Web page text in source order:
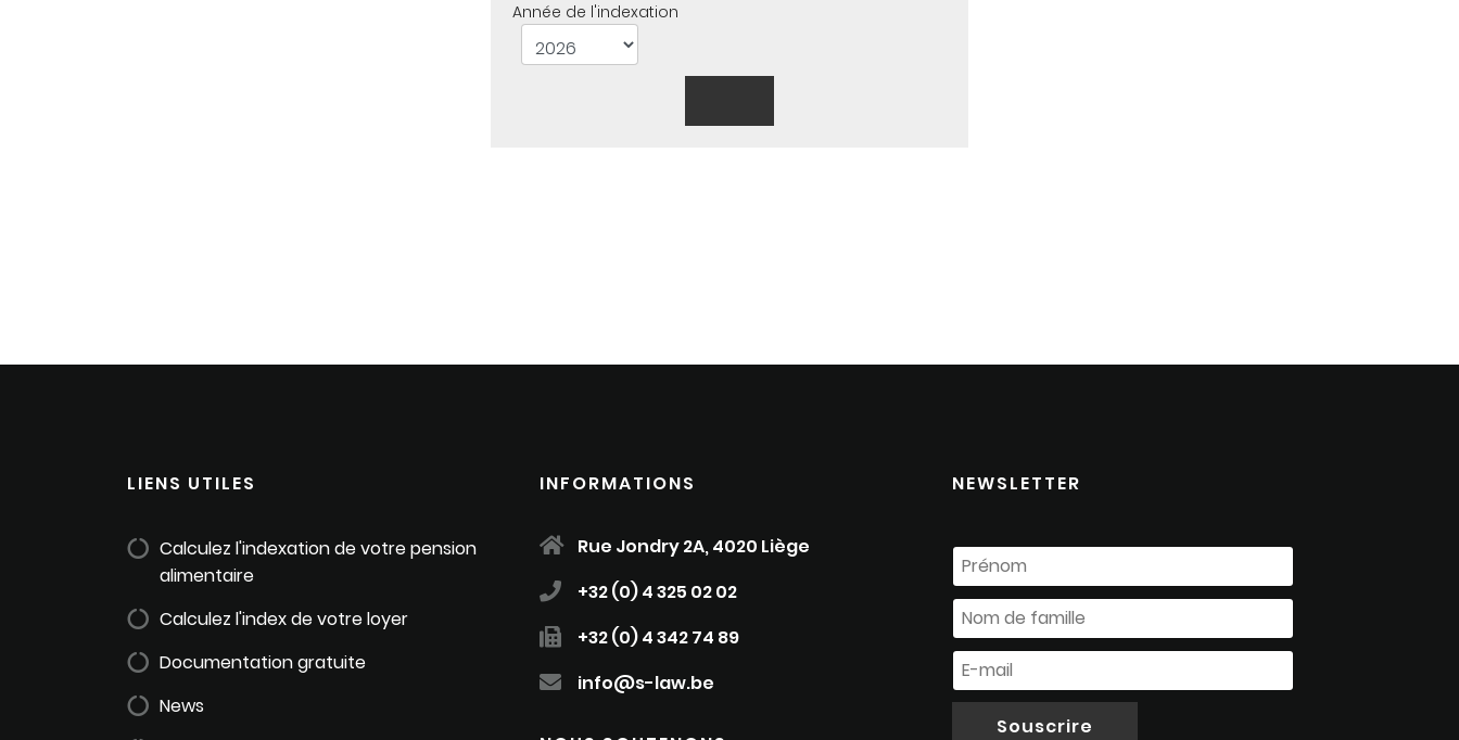
Année de l'indexation
LIENS UTILES
Calculez l'indexation de votre pension
alimentaire
Calculez l'index de votre loyer
Documentation gratuite
News
INFORMATIONS
Rue Jondry 2A, 4020 Liège
+32 (0) 4 325 02 02
+32 (0) 4 342 74 89
info@s-law.be
NEWSLETTER
Souscrire